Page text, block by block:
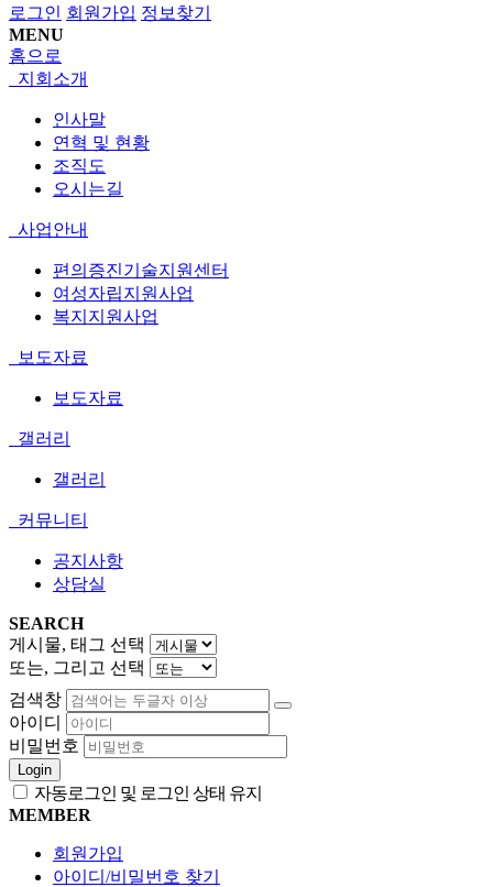
로그인 회원가입 정보찾기
MENU
홈으로
지회소개
인사말
연혁 및 현황
조직도
오시는길
사업안내
편의증진기술지원센터
여성자립지원사업
복지지원사업
보도자료
보도자료
갤러리
갤러리
커뮤니티
공지사항
상담실
SEARCH
게시물, 태그 선택
또는, 그리고 선택
검색창
아이디
비밀번호
Login
자동로그인 및 로그인 상태 유지
MEMBER
회원가입
아이디/비밀번호 찾기